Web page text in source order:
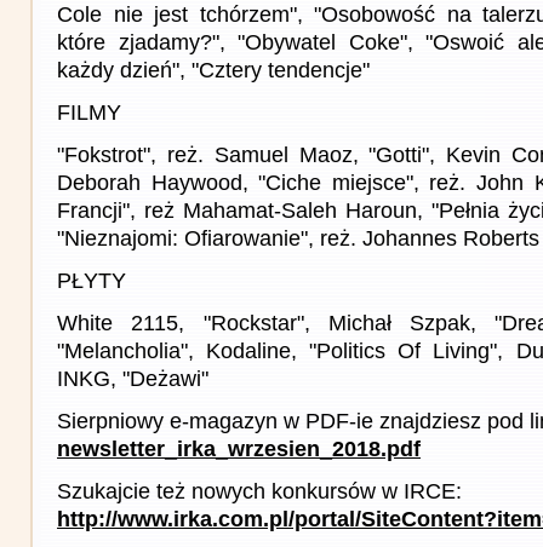
Cole nie jest tchórzem", "Osobowość na
które zjadamy?", "Obywatel Coke", "Oswoić
każdy dzień", "Cztery tendencje"
FILMY
"Fokstrot", reż. Samuel Maoz, "Gotti", Kevin
Deborah Haywood, "Ciche miejsce", reż. John
Francji", reż Mahamat-Saleh Haroun, "Pełnia
"Nieznajomi: Ofiarowanie", reż. Johannes Roberts
PŁYTY
White 2115, "Rockstar", Michał Szpak,
"Melancholia", Kodaline, "Politics Of Living",
INKG, "Deżawi"
Sierpniowy e-magazyn w PDF-ie znajdziesz pod
newsletter_irka_wrzesien_2018.pdf
Szukajcie też nowych konkursów w IRCE:
http://www.irka.com.pl/portal/